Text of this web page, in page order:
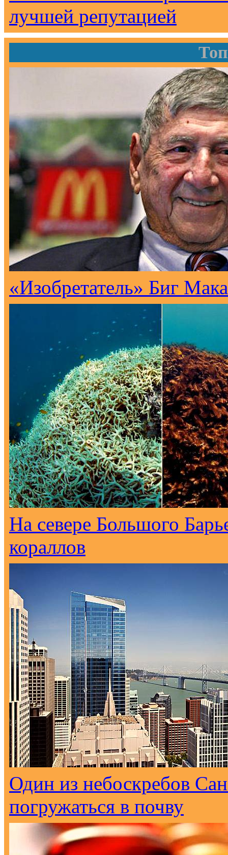
лучшей репутацией
«Изобретатель» Биг
На севере Большого
кораллов
Один из небоскребов
погружаться в почву